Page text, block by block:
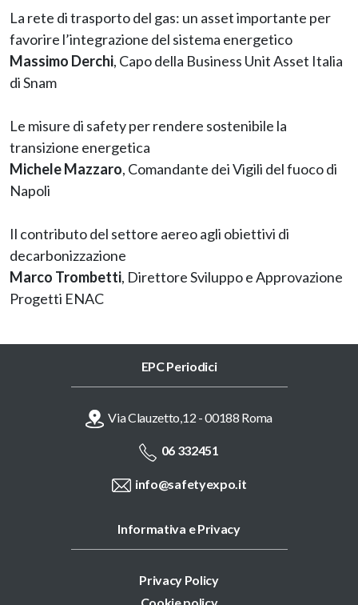
La rete di trasporto del gas: un asset importante per
favorire l’integrazione del sistema energetico
Massimo Derchi, Capo della Business Unit Asset Italia
di Snam
Le misure di safety per rendere sostenibile la
transizione energetica
Michele Mazzaro, Comandante dei Vigili del fuoco di
Napoli
Il contributo del settore aereo agli obiettivi di
decarbonizzazione
Marco Trombetti, Direttore Sviluppo e Approvazione
Progetti ENAC
EPC Periodici
Via Clauzetto,12 - 00188 Roma
06 332451
info@safetyexpo.it
Informativa e Privacy
Privacy Policy